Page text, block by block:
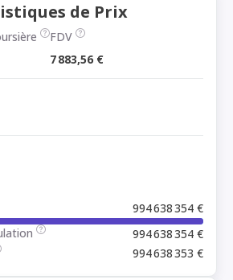
de Prix
FDV
7 883,56 €
994 638 354 €
994 638 354 €
994 638 353 €